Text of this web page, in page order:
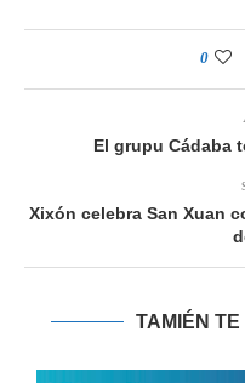
0
El grupu Cádaba
Xixón celebra San Xuan
TAMIÉN